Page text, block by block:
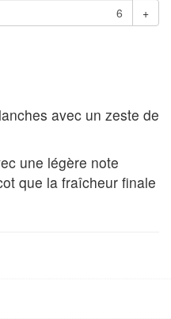
+
avec un zeste de
une légère note
que la fraîcheur finale